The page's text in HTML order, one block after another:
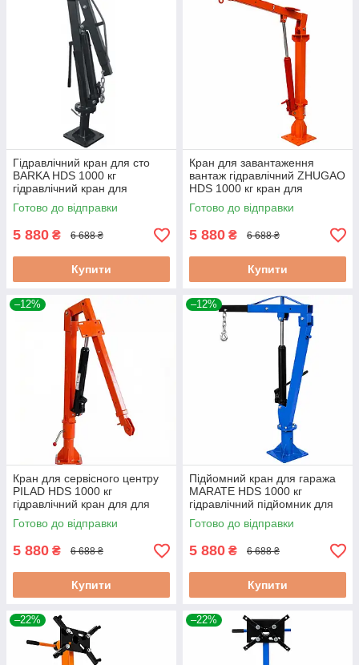
Гідравлічний кран для сто
BARKA HDS 1000 кг
гідравлічний кран для
підйому вантажів
Готово до відправки
5 880 ₴ 6 688 ₴
Купити
Кран для завантаження
вантаж гідравлічний ZHUGAO
HDS 1000 кг кран для
сервісного центру
поворотний кран для підйому
Готово до відправки
5 880 ₴ 6 688 ₴
Купити
–12%
Кран для сервісного центру
PILAD HDS 1000 кг
гідравлічний кран для для
автосервісу
Готово до відправки
5 880 ₴ 6 688 ₴
Купити
–12%
Підйомний кран для гаража
MARATE HDS 1000 кг
гідравлічний підйомник для
обладнання
Готово до відправки
5 880 ₴ 6 688 ₴
Купити
–22% –22%